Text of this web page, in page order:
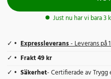
Just nu har vi bara 3
Expressleverans- Leverans på
Frakt 49 kr
Säkerhet- Certifierade av Trygg